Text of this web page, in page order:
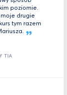
poziomie.
moje drugie
tym razem
TIA